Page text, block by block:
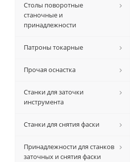
Столы поворотные
станочные и
принадлежности
Патроны токарные
Прочая оснастка
Станки для заточки
инструмента
Станки для снятия фаски
Принадлежности для станков
заточных и снятия фаски